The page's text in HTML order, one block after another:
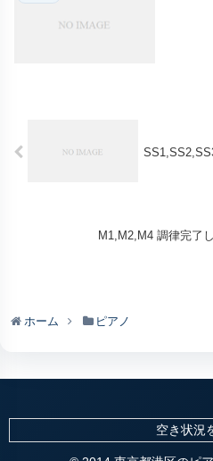
M1,M2,M4 調律完了
ホーム ピアノ
空き状況